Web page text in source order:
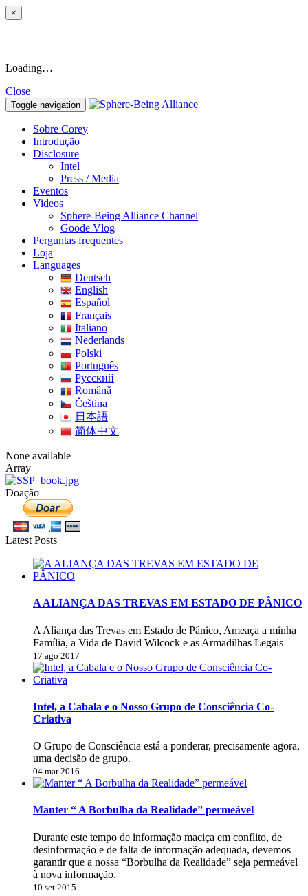
×
Loading…
Close
Toggle navigation
Sobre Corey
Introdução
Disclosure
Intel
Press / Media
Eventos
Videos
Sphere-Being Alliance Channel
Goode Vlog
Perguntas frequentes
Loja
Languages
Deutsch
English
Español
Français
Italiano
Nederlands
Polski
Português
Pусский
Română
Čeština
日本語
简体中文
None available
Array
Doação
Latest Posts
A ALIANÇA DAS TREVAS EM ESTADO DE PÂNICO
A Aliança das Trevas em Estado de Pânico, Ameaça a minha
Família, a Vida de David Wilcock e as Armadilhas Legais
17 ago 2017
Intel, a Cabala e o Nosso Grupo de Consciência Co-
Criativa
O Grupo de Consciência está a ponderar, precisamente agora,
uma decisão de grupo.
04 mar 2016
Manter “ A Borbulha da Realidade” permeável
Durante este tempo de informação maciça em conflito, de
desinformação e de falta de informação adequada, devemos
garantir que a nossa “Borbulha da Realidade” seja permeável
à nova informação.
10 set 2015